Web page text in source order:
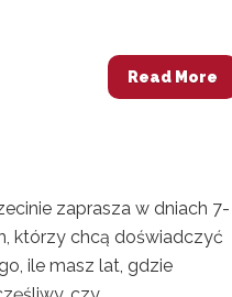
Read More
zaprasza w dniach 7-
którzy chcą doświadczyć
ile masz lat, gdzie